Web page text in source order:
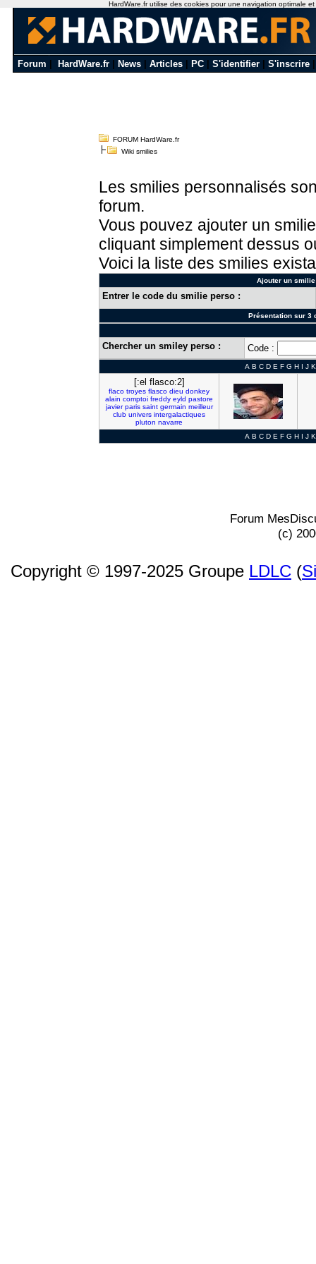
Forum HardWare.fr News Articles PC S'identifier S'inscrire
FORUM HardWare.fr
Wiki smilies
Les smilies personnalisés
forum.
Vous pouvez ajouter un
cliquant simplement dessus
Voici la liste des smilies
Ajouter un
Entrer le code du smilie perso :
Présentation sur 3
Chercher un smiley perso : Code :
A B C D E F G H I J K
[:el flasco:2]
flaco troyes flasco dieu donkey
alain comptoi freddy eyld pastore
javier paris saint germain meilleur
club univers intergalactiques
pluton navarre
A B C D E F G H I J K
Forum
(c)
Copyright © 1997-2025 Groupe LDLC (
HardWare.fr utilise des cookies pour une navigation optimale